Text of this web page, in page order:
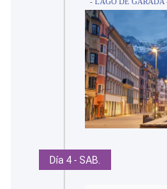
Día 4 - SAB.